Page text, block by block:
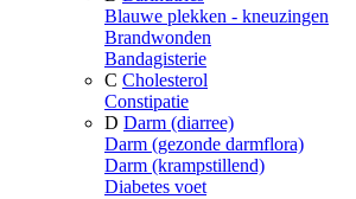
Blauwe plekken - kneuzingen
Brandwonden
Bandagisterie
C Cholesterol
Constipatie
D Darm (diarree)
Darm (gezonde darmflora)
Darm (krampstillend)
Diabetes voet